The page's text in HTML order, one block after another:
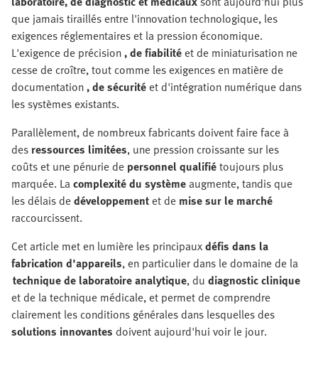
que jamais tiraillés entre l'innovation technologique, les
exigences réglementaires et la pression économique.
L'exigence de précision, de fiabilitéet de miniaturisation ne
cesse de croître, tout comme les exigences en matière de
documentation, de sécuritéet d'intégration numériquedans
les systèmes existants.
Parallèlement, de nombreux fabricants doivent faire face à
des ressources limitées, une pression croissante sur les
coûtset une pénurie de personnel qualifiétoujours plus
marquée. Lacomplexité du systèmeaugmente, tandis que
les délais dedéveloppementet de mise sur le marché
raccourcissent.
Cet article met en lumière les principauxdéfis dans la
fabrication d'appareils, en particulier dans le domaine de la
technique de laboratoire analytique, du diagnostic clinique
et de la technique médicale, et permet de comprendre
clairement les conditions générales dans lesquelles des
solutions innovantes doivent aujourd'hui voir le jour.